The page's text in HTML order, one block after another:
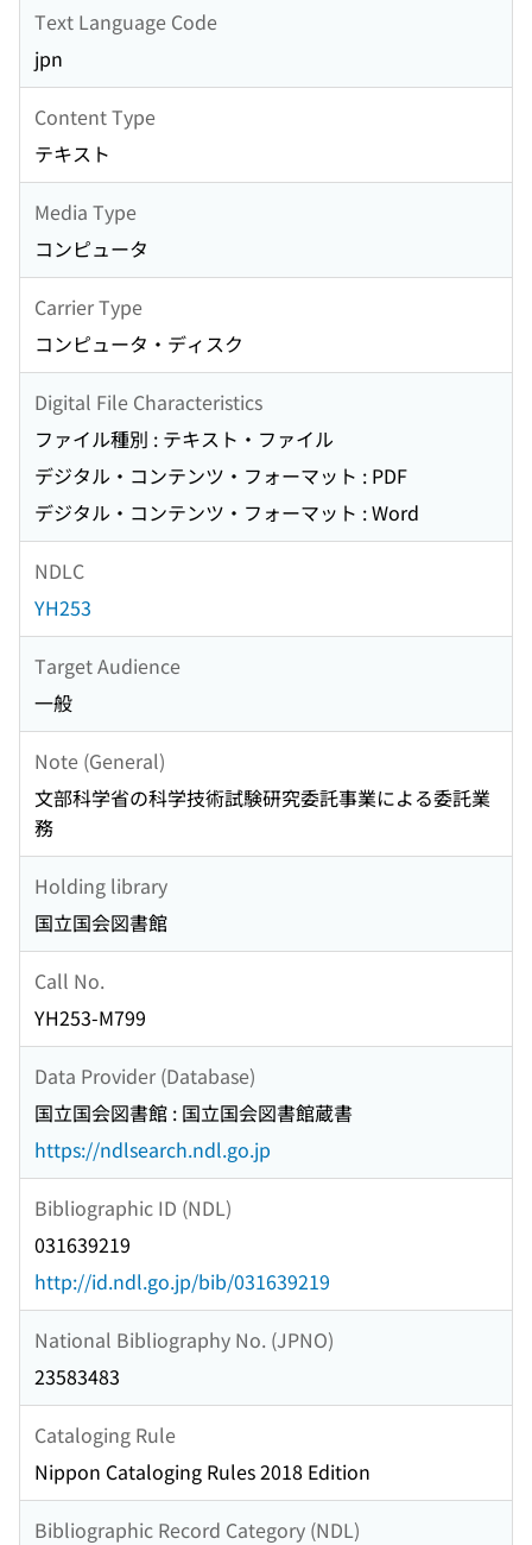
Text Language Code
jpn
Content Type
テキスト
Media Type
コンピュータ
Carrier Type
コンピュータ・ディスク
Digital File Characteristics
ファイル種別 : テキスト・ファイル
デジタル・コンテンツ・フォーマット : PDF
デジタル・コンテンツ・フォーマット : Word
NDLC
YH253
Target Audience
一般
Note (General)
文部科学省の科学技術試験研究委託事業による委託業
務
Holding library
国立国会図書館
Call No.
YH253-M799
Data Provider (Database)
国立国会図書館 : 国立国会図書館蔵書
https://ndlsearch.ndl.go.jp
Bibliographic ID (NDL)
031639219
http://id.ndl.go.jp/bib/031639219
National Bibliography No. (JPNO)
23583483
Cataloging Rule
Nippon Cataloging Rules 2018 Edition
Bibliographic Record Category (NDL)